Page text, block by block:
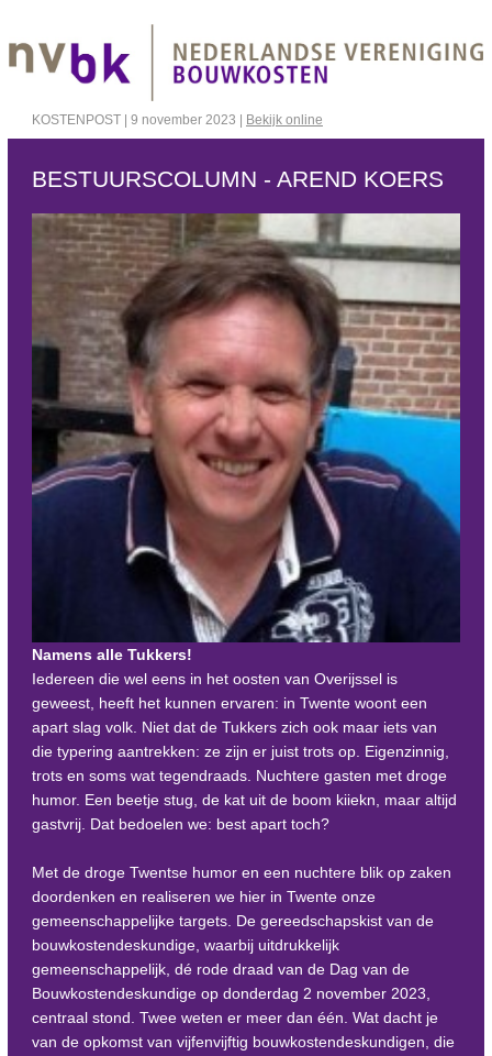
KOSTENPOST | 9 november 2023 | Bekijk online
BESTUURSCOLUMN - AREND KOERS
Namens alle Tukkers!
Iedereen die wel eens in het oosten van Overijssel is
geweest, heeft het kunnen ervaren: in Twente woont een
apart slag volk. Niet dat de Tukkers zich ook maar iets van
die typering aantrekken: ze zijn er juist trots op. Eigenzinnig,
trots en soms wat tegendraads. Nuchtere gasten met droge
humor. Een beetje stug, de kat uit de boom kiiekn, maar altijd
gastvrij. Dat bedoelen we: best apart toch?
Met de droge Twentse humor en een nuchtere blik op zaken
doordenken en realiseren we hier in Twente onze
gemeenschappelijke targets. De gereedschapskist van de
bouwkostendeskundige, waarbij uitdrukkelijk
gemeenschappelijk, dé rode draad van de Dag van de
Bouwkostendeskundige op donderdag 2 november 2023,
centraal stond. Twee weten er meer dan één. Wat dacht je
van de opkomst van vijfenvijftig bouwkostendeskundigen, die